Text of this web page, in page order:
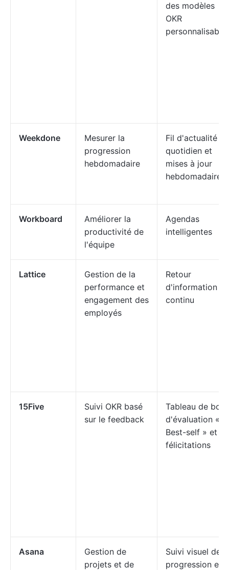
des modèles
OKR
Weekdone
Mesurer la
progression
hebdomadaire
Fil d'actualité
quotidien et
mises à jour
hebdomadaires
Workboard
Améliorer la
productivité de
l'équipe
Agendas
intelligentes
Lattice
Gestion de la
performance et
engagement des
employés
Retour
d'information
continu
15Five
Suivi OKR basé
sur le feedback
Tableau de bord
d'évaluation «
Best-self » et
félicitations
Asana
Gestion de
projets et de
Suivi visuel de
progression et